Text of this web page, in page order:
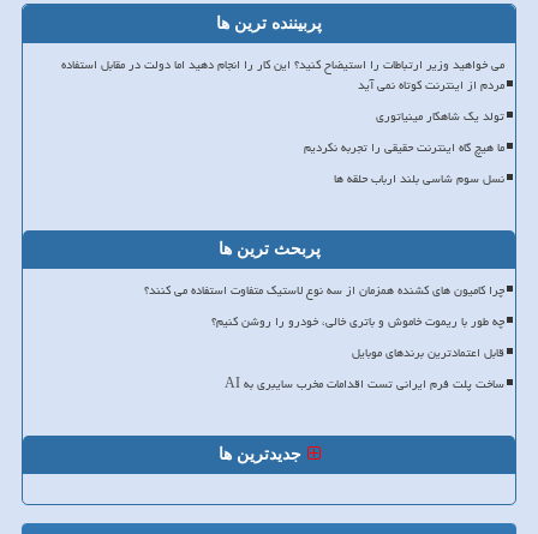
پربیننده ترین ها
می خواهید وزیر ارتباطات را استیضاح کنید؟ این کار را انجام دهید اما دولت در مقابل استفاده
مردم از اینترنت کوتاه نمی آید
تولد یک شاهکار مینیاتوری
ما هیچ گاه اینترنت حقیقی را تجربه نکردیم
نسل سوم شاسی بلند ارباب حلقه ها
پربحث ترین ها
چرا کامیون های کشنده همزمان از سه نوع لاستیک متفاوت استفاده می کنند؟
چه طور با ریموت خاموش و باتری خالی، خودرو را روشن کنیم؟
قابل اعتمادترین برندهای موبایل
ساخت پلت فرم ایرانی تست اقدامات مخرب سایبری به AI
جدیدترین ها